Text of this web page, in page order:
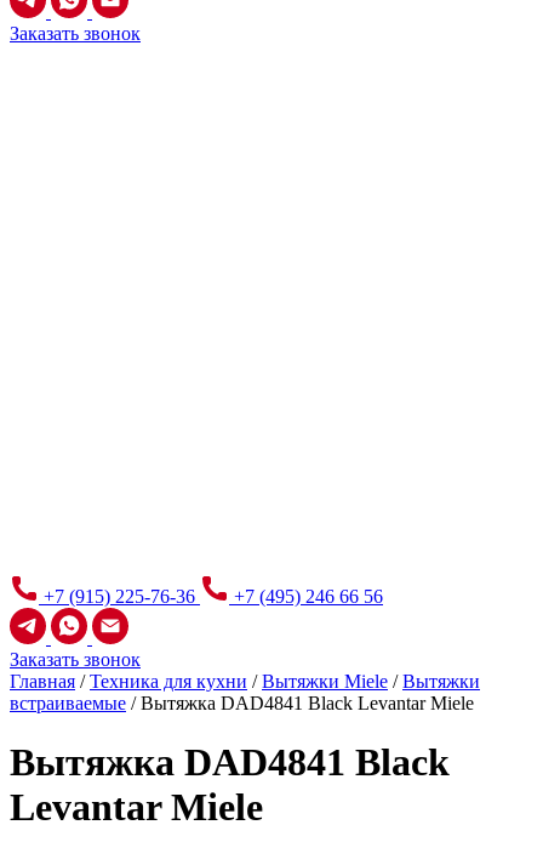
Заказать звонок
+7 (915) 225-76-36 +7 (495) 246 66 56
Заказать звонок
Главная /Техника для кухни /Вытяжки Miele /Вытяжки
встраиваемые /Вытяжка DAD4841 Black Levantar Miele
Вытяжка DAD4841 Black
Levantar Miele